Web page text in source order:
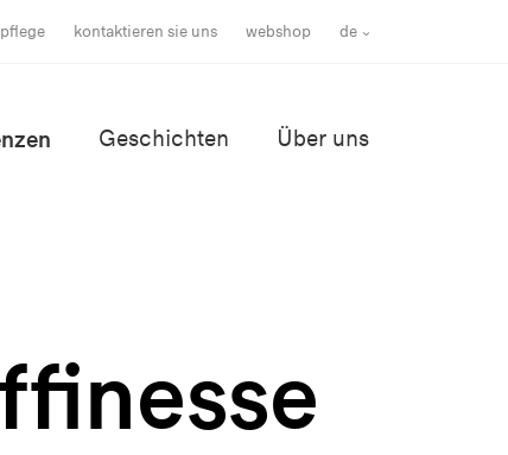
kontaktieren sie uns webshop de
Geschichten Über uns